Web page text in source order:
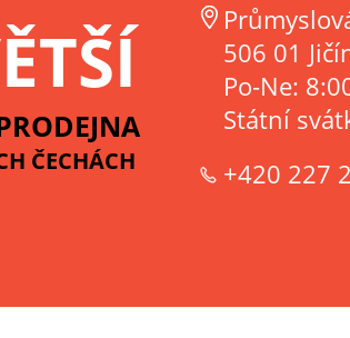
ČECHÁCH
506 01
Po-Ne:
Státní
+420 227